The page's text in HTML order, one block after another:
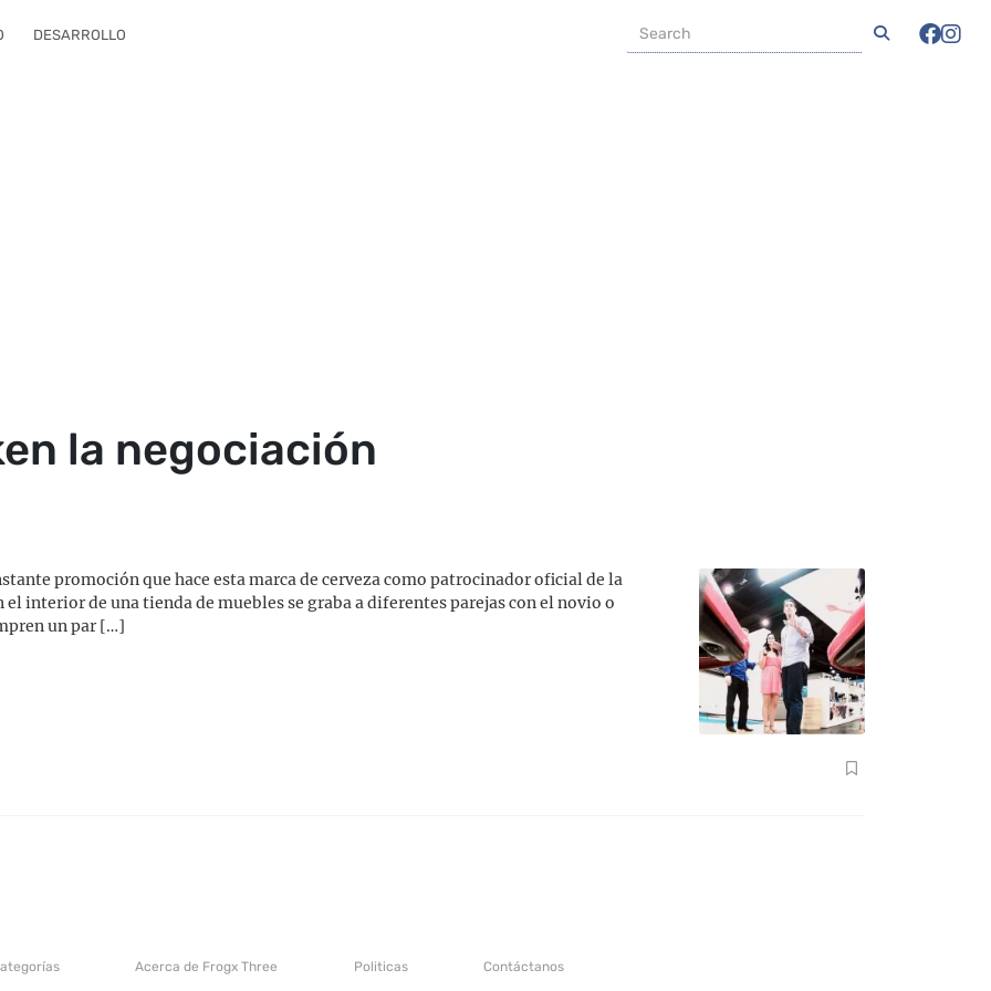
DESARROLLO
la negociación
promoción que hace esta marca de cerveza como patrocinador oficial de la
el interior de una tienda de muebles se graba a diferentes parejas con el novio o
un par […]
Acerca de Frogx Three Politicas Contáctanos